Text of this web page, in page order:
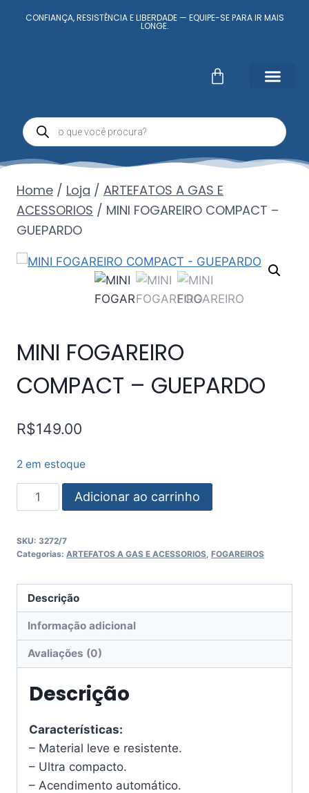
CONFIANÇA, RESISTÊNCIA E LIBERDADE — EQUIPE-SE PARA IR MAIS
LONGE.
Home / Loja / ARTEFATOS A GAS E
ACESSORIOS / MINI FOGAREIRO COMPACT –
GUEPARDO
MINI FOGAREIRO
COMPACT – GUEPARDO
R$149.00
2 em estoque
Adicionar ao carrinho
SKU: 3272/7
Categorias: ARTEFATOS A GAS E ACESSORIOS, FOGAREIROS
Descrição
Informação adicional
Avaliações (0)
Descrição
Características:
– Material leve e resistente.
– Ultra compacto.
– Acendimento automático.